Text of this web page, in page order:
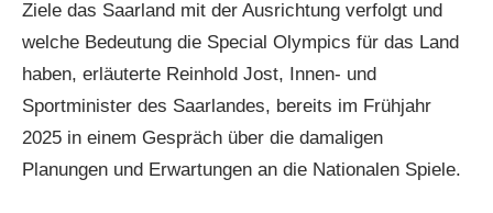
Ziele das Saarland mit der Ausrichtung verfolgt und
welche Bedeutung die Special Olympics für das Land
haben, erläuterte Reinhold Jost, Innen- und
Sportminister des Saarlandes, bereits im Frühjahr
2025 in einem Gespräch über die damaligen
Planungen und Erwartungen an die Nationalen Spiele.